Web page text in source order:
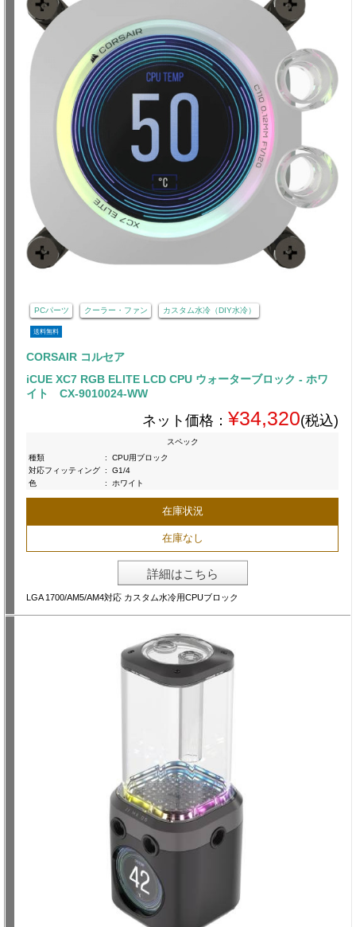
PCパーツ クーラー・ファン カスタム水冷（DIY水冷）
送料無料
CORSAIR コルセア
iCUE XC7 RGB ELITE LCD CPU ウォーターブロック - ホワ
イト CX-9010024-WW
ネット価格： ¥34,320(税込)
スペック
種類
:
CPU用ブロック
対応フィッティング :
G1/4
色
: ホワイト
在庫状況
在庫なし
詳細はこちら
LGA 1700/AM5/AM4対応 カスタム水冷用CPUブロック